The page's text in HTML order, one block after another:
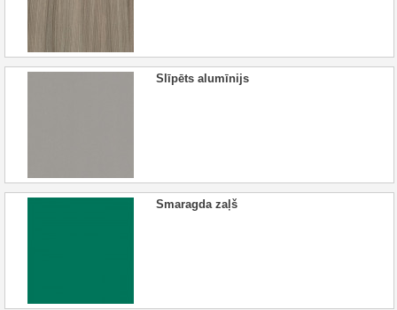
Slīpēts alumīnijs
Smaragda zaļš